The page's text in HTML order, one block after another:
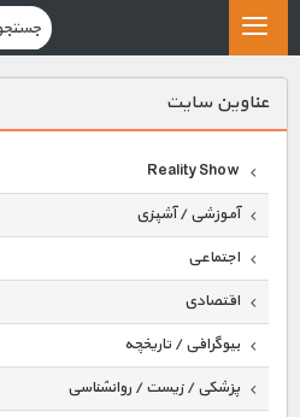
عناوين سايت
Reality Show
آموزشی / آشپزی
اجتماعی
اقتصادی
بیوگرافی / تاریخچه
پزشکی / زیست / روانشناسی